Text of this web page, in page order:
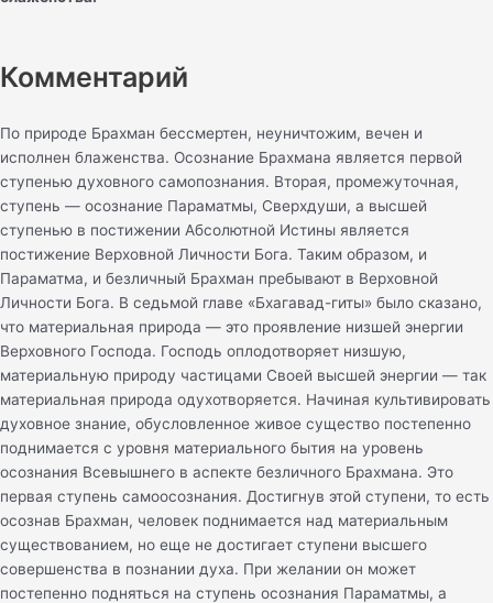
Комментарий
По природе Брахман бессмертен, неуничтожим, вечен и
исполнен блаженства. Осознание Брахмана является первой
ступенью духовного самопознания. Вторая, промежуточная,
ступень — осознание Параматмы, Сверхдуши, а высшей
ступенью в постижении Абсолютной Истины является
постижение Верховной Личности Бога. Таким образом, и
Параматма, и безличный Брахман пребывают в Верховной
Личности Бога. В седьмой главе «Бхагавад-гиты» было сказано,
что материальная природа — это проявление низшей энергии
Верховного Господа. Господь оплодотворяет низшую,
материальную природу частицами Своей высшей энергии — так
материальная природа одухотворяется. Начиная культивировать
духовное знание, обусловленное живое существо постепенно
поднимается с уровня материального бытия на уровень
осознания Всевышнего в аспекте безличного Брахмана. Это
первая ступень самоосознания. Достигнув этой ступени, то есть
осознав Брахман, человек поднимается над материальным
существованием, но еще не достигает ступени высшего
совершенства в познании духа. При желании он может
постепенно подняться на ступень осознания Параматмы, а